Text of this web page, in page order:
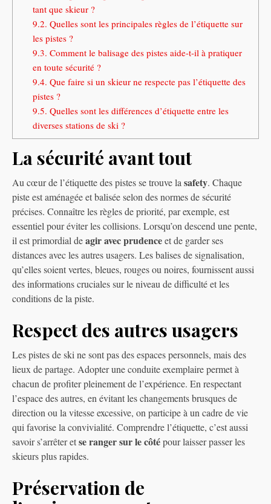
tant que skieur ?
9.2. Quelles sont les principales règles de l’étiquette sur
les pistes ?
9.3. Comment le balisage des pistes aide-t-il à pratiquer
en toute sécurité ?
9.4. Que faire si un skieur ne respecte pas l’étiquette des
pistes ?
9.5. Quelles sont les différences d’étiquette entre les
diverses stations de ski ?
La sécurité avant tout
Au cœur de l’étiquette des pistes se trouve lasafety. Chaque
piste est aménagée et balisée selon des normes de sécurité
précises. Connaître les règles de priorité, par exemple, est
essentiel pour éviter les collisions. Lorsqu’on descend une pente,
il est primordial deagir avec prudenceet de garder ses
distances avec les autres usagers. Les balises de signalisation,
qu’elles soient vertes, bleues, rouges ou noires, fournissent aussi
des informations cruciales sur le niveau de difficulté et les
conditions de la piste.
Respect des autres usagers
Les pistes de ski ne sont pas des espaces personnels, mais des
lieux de partage. Adopter une conduite exemplaire permet à
chacun de profiter pleinement de l’expérience. En respectant
l’espace des autres, en évitant les changements brusques de
direction ou la vitesse excessive, on participe à un cadre de vie
qui favorise la convivialité. Comprendre l’étiquette, c’est aussi
savoir s’arrêter etse ranger sur le côtépour laisser passer les
skieurs plus rapides.
Préservation de